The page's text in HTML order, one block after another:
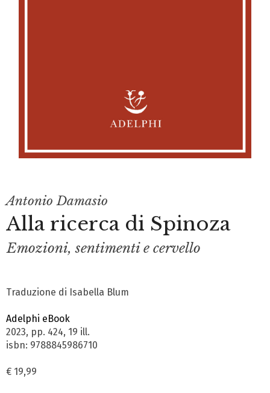
Antonio Damasio
Alla ricerca di Spinoza
Emozioni, sentimenti e cervello
Traduzione di Isabella Blum
Adelphi eBook
2023, pp. 424, 19 ill.
isbn: 9788845986710
€ 19,99